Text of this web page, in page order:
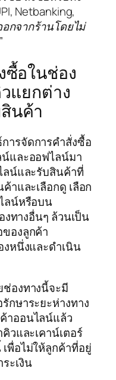
Netbanking,
กจากร้านโดยไม่
ซื้อในช่อง
แยกต่าง
นค้า
ารจัดการคำสั่งซื้อ
และออฟไลน์มา
ลน์และรับสินค้าที่
าและเลือกดู เลือก
ลน์หรือบน
ทางอื่นๆ ล้วนเป็น
องลูกค้า
หนึ่งและดำเนิน
องทางนี้จะมี
กษาระยะห่างทาง
าออนไลน์แล้ว
วและเคาน์เตอร์
พื่อไม่ให้ลูกค้าที่อยู่
ะเงิน